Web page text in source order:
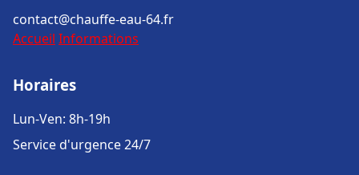
contact@chauffe-eau-64.fr
Accueil Informations
Horaires
Lun-Ven: 8h-19h
Service d'urgence 24/7